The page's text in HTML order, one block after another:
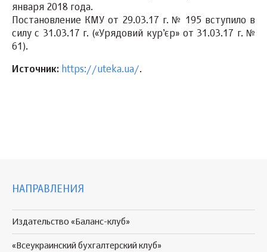
января 2018 года.
Постановление КМУ от 29.03.17 г. № 195 вступило в
силу с 31.03.17 г. («Урядовий кур’єр» от 31.03.17 г. №
61).
Источник: https://uteka.ua/.
НАПРАВЛЕНИЯ
Издательство «Баланс-клуб»
«Всеукраинский бухгалтерский клуб»